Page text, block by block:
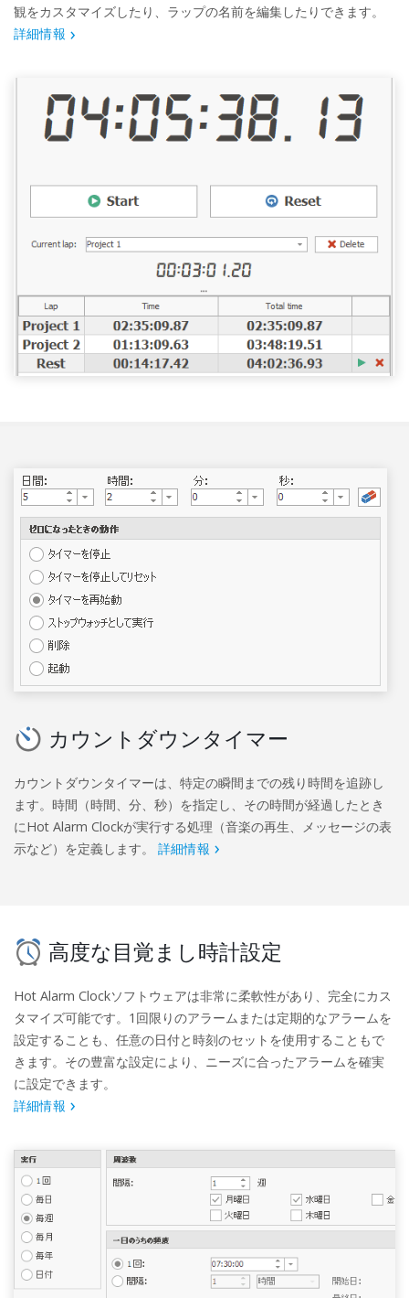
観をカスタマイズしたり、ラップの名前を編集したりできます。
詳細情報
カウントダウンタイマー
カウントダウンタイマーは、特定の瞬間までの残り時間を追跡し
ます。時間（時間、分、秒）を指定し、その時間が経過したとき
にHot Alarm Clockが実行する処理（音楽の再生、メッセージの表
示など）を定義します。 詳細情報
高度な目覚まし時計設定
Hot Alarm Clockソフトウェアは非常に柔軟性があり、完全にカス
タマイズ可能です。1回限りのアラームまたは定期的なアラームを
設定することも、任意の日付と時刻のセットを使用することもで
きます。その豊富な設定により、ニーズに合ったアラームを確実
に設定できます。
詳細情報